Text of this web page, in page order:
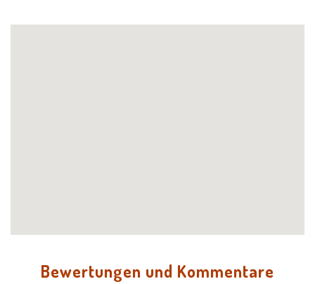
Bewertungen und Kommentare